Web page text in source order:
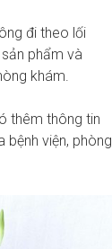
đi theo lối
phẩm và
khám.
thêm thông tin
viện, phòng